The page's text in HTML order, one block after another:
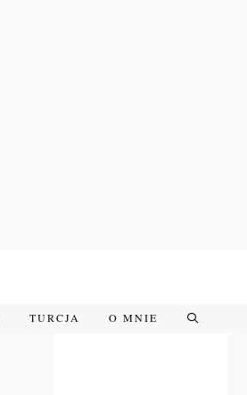
TURCJA O MNIE